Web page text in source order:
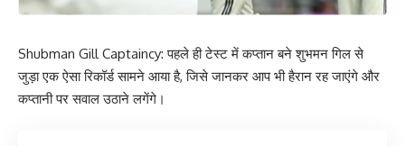
Shubman Gill Captaincy: पहले ही टेस्ट में कप्तान बने शुभमन गिल से
जुड़ा एक ऐसा रिकॉर्ड सामने आया है, जिसे जानकर आप भी हैरान रह जाएंगे और
कप्तानी पर सवाल उठाने लगेंगे।